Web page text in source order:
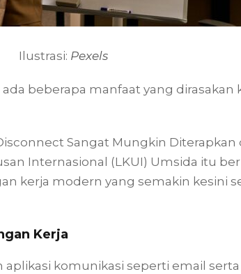
Ilustrasi: Pexels
ada beberapa manfaat yang dirasakan
Sangat Mungkin Diterapkan
Internasional (LKUI) Umsida itu
kerja modern yang semakin kesini
Kerja
komunikasi seperti email serta